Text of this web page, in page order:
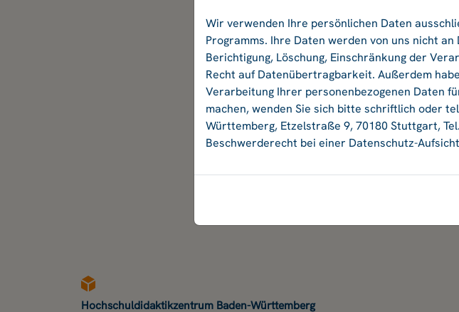
Hochschuldidaktikzentrum Baden-Württemberg
Wir verwenden Ihre persönlichen Daten
Programms. Ihre Daten werden von uns nicht
Berichtigung, Löschung, Einschränkung der
Recht auf Datenübertragbarkeit. Außerdem
Verarbeitung Ihrer personenbezogenen Daten
machen, wenden Sie sich bitte schriftlich oder
Württemberg, Etzelstraße 9, 70180 Stuttgart,
Beschwerderecht bei einer Datenschutz-